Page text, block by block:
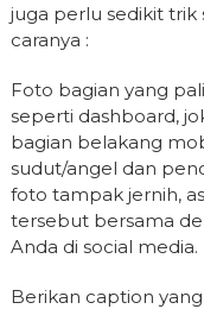
juga perlu sedikit
caranya :
Foto bagian yang
seperti dashboard,
bagian belakang
sudut/angel dan
foto tampak jernih,
tersebut bersama
Anda di social media.
Berikan caption